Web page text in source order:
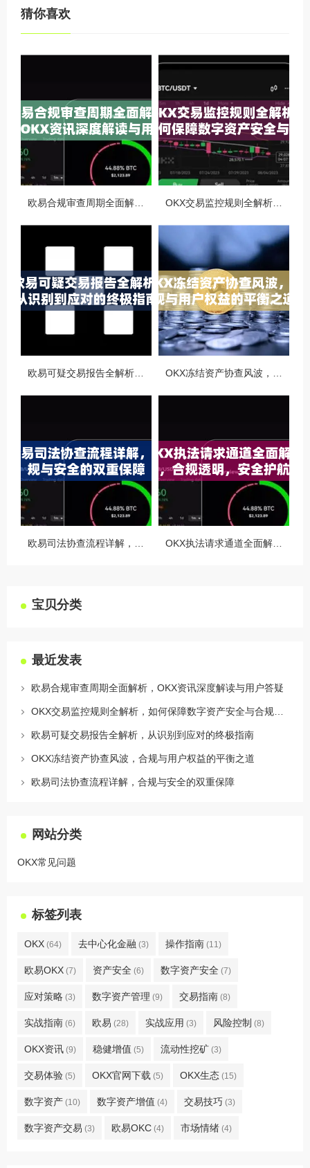
猜你喜欢
宝贝分类
最近发表
欧易合规审查周期全面解析，OKX资讯深度解读与用户答疑
欧易可疑交易报告全解析，从识别到应对的终极指南
OKX冻结资产协查风波，合规与用户权益的平衡之道
欧易司法协查流程详解，合规与安全的双重保障
网站分类
OKX常见问题
标签列表
OKX (64) 去中心化金融 (3) 操作指南 (11)
欧易OKX (7) 资产安全 (6) 数字资产安全 (7)
应对策略 (3) 数字资产管理 (9) 交易指南 (8)
实战指南 (6) 欧易 (28) 实战应用 (3) 风险控制 (8)
OKX资讯 (9) 稳健增值 (5) 流动性挖矿 (3)
交易体验 (5) OKX官网下载 (5) OKX生态 (15)
数字资产 (10) 数字资产增值 (4) 交易技巧 (3)
数字资产交易 (3) 欧易OKC (4) 市场情绪 (4)